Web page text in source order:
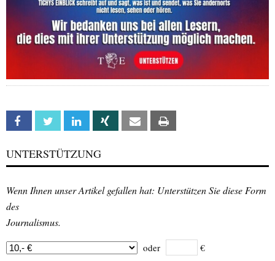
Facebook Twitter Linkedin Xing Email
UNTERSTÜTZUNG
Wenn Ihnen unser Artikel gefallen hat: Unterstützen Sie diese Form
des
Journalismus.
oder €